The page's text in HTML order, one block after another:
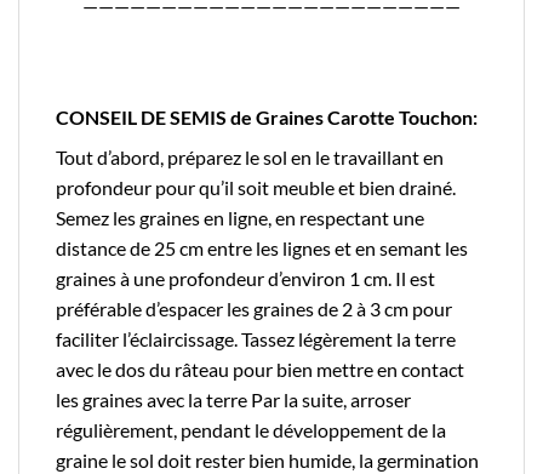
————————————————————————
CONSEIL DE SEMIS de Graines Carotte Touchon:
Tout d’abord, préparez le sol en le travaillant en
profondeur pour qu’il soit meuble et bien drainé.
Semez les graines en ligne, en respectant une
distance de 25 cm entre les lignes et en semant les
graines à une profondeur d’environ 1 cm. Il est
préférable d’espacer les graines de 2 à 3 cm pour
faciliter l’éclaircissage. Tassez légèrement la terre
avec le dos du râteau pour bien mettre en contact
les graines avec la terre Par la suite, arroser
régulièrement, pendant le développement de la
graine le sol doit rester bien humide, la germination